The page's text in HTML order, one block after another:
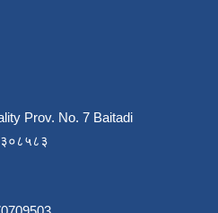
Prov. No. 7 Baitadi